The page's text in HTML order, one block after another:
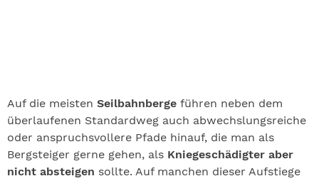
Auf die meisten Seilbahnberge führen neben dem
überlaufenen Standardweg auch abwechslungsreiche
oder anspruchsvollere Pfade hinauf, die man als
Bergsteiger gerne gehen, als Kniegeschädigter aber
nicht absteigen sollte. Auf manchen dieser Aufstiege